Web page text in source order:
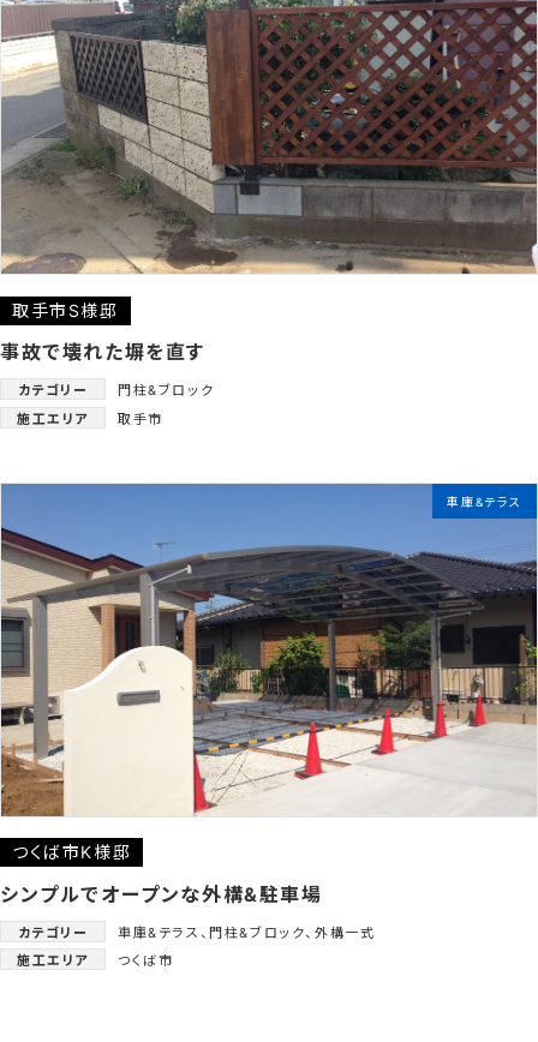
取手市S様邸
事故で壊れた塀を直す
カテゴリー
門柱&ブロック
施工エリア
取手市
車庫&テラス
つくば市K様邸
シンプルでオープンな外構&駐車場
カテゴリー 車庫&テラス 、 門柱&ブロック、 外構一式
施工エリア
つくば市